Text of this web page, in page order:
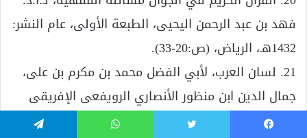
فهد بن عبد الرحمن اليحيى، الطبعة الأولى، عام النشر:
1432هـ، الرياض، (ص:20-33).
21. لسان العرب، لأبي الفضل محمد بن مكرم بن على،
جمال الدين ابن منظور الأنصاري الرويفعى الإفريقى
(المتوفى: 711هـ)، الناشر: دار صادر – بيروت، الطبعة